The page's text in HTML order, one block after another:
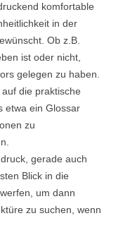
komfortable
in der
Ob z.B.
ist oder nicht,
gelegen zu haben.
die praktische
etwa ein Glossar
zu
gerade auch
Blick in die
um dann
zu suchen, wenn